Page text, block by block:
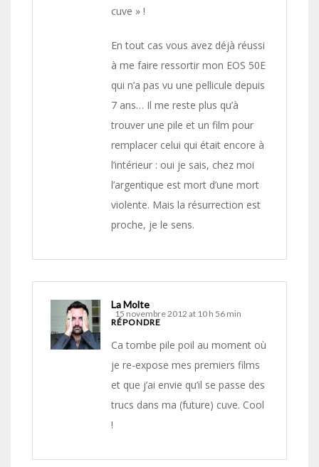
cuve » !
En tout cas vous avez déjà réussi
à me faire ressortir mon EOS 50E
qui n’a pas vu une pellicule depuis
7 ans… Il me reste plus qu’à
trouver une pile et un film pour
remplacer celui qui était encore à
l’intérieur : oui je sais, chez moi
l’argentique est mort d’une mort
violente. Mais la résurrection est
proche, je le sens.
La Molte
15 novembre 2012 at 10 h 56 min
RÉPONDRE
Ca tombe pile poil au moment où
je re-expose mes premiers films
et que j’ai envie qu’il se passe des
trucs dans ma (future) cuve. Cool
!